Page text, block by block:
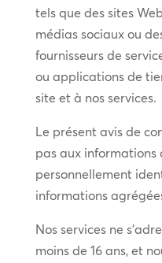
tels que des sites
médias sociaux ou
fournisseurs de
ou applications de
site et à nos services.
Le présent avis de
pas aux informations
personnellement
informations
Nos services ne
moins de 16 ans, et